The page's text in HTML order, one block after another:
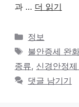
과 … 더 읽기
카
테
리
정보
태
그
불안증세 완
종류, 신경안정
댓글 남기기